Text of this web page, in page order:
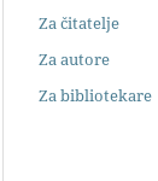
Za čitatelje
Za autore
Za bibliotekare